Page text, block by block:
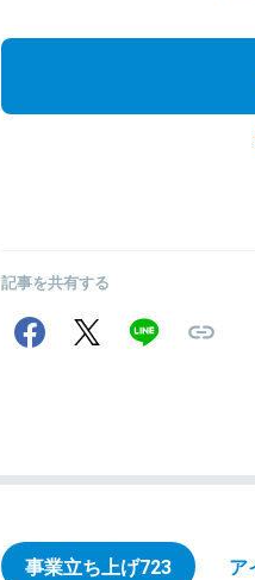
記事を共有する
事業立ち上げ723 ア